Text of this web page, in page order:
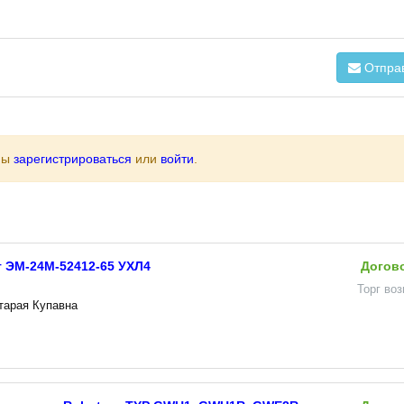
зарегистрироваться или войти
ЭМ-24М-52412-65 УХЛ4
Купавна
Торг